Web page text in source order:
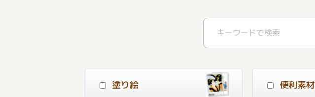
塗り絵 便利素材